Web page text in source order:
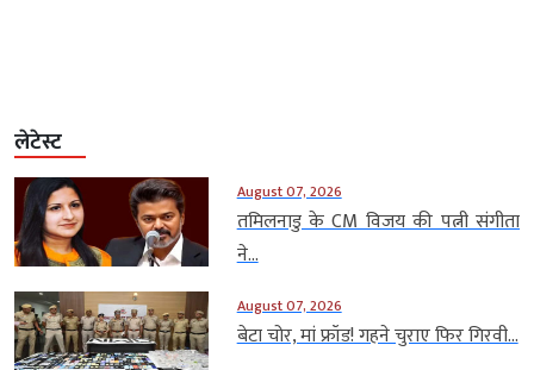
लेटेस्ट
August 07, 2026
तमिलनाडु के CM विजय की पत्नी संगीता
ने...
August 07, 2026
बेटा चोर, मां फ्रॉड! गहने चुराए फिर गिरवी...